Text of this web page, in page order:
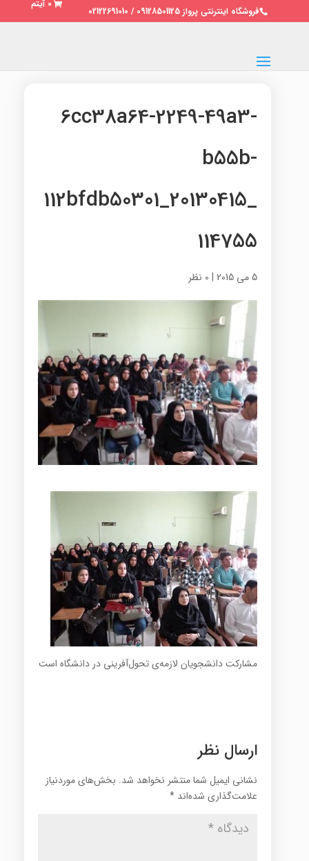
فروشگاه اینترنتی پرواز 09128501125 / 02122691010
0 آیتم
6cc38a64-2249-49a3-
b55b-
112bfdb50301_20130415_
114755
5 می 2015 | 0 نظر
مشارکت دانشجویان لازمه‌ی تحول‌آفرینی در دانشگاه است
ارسال نظر
نشانی ایمیل شما منتشر نخواهد شد. بخش‌های موردنیاز
علامت‌گذاری شده‌اند *